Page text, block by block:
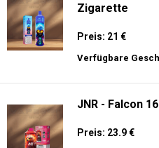
Zigarette
Preis: 21 €
Verfügbare
JNR - Falcon
Preis: 23.9 €